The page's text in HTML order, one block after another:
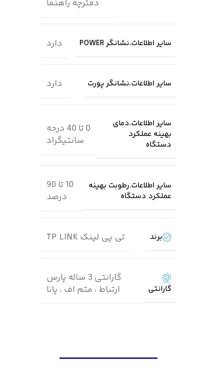
دفترچه راهنما
سایر اطلاعات.نشانگر POWER دارد
سایر اطلاعات.نشانگر پورت دارد
سایر اطلاعات.دمای
بهینه عملکرد
دستگاه
0 تا 40 درجه
سانتیگراد
سایر اطلاعات.رطوبت بهینه
عملکرد دستگاه
10 تا 90
درصد
برند تی پی لینک TP LINK
گارانتی
گارانتی 3 ساله پارس
ارتباط ، متم اف ، پانا